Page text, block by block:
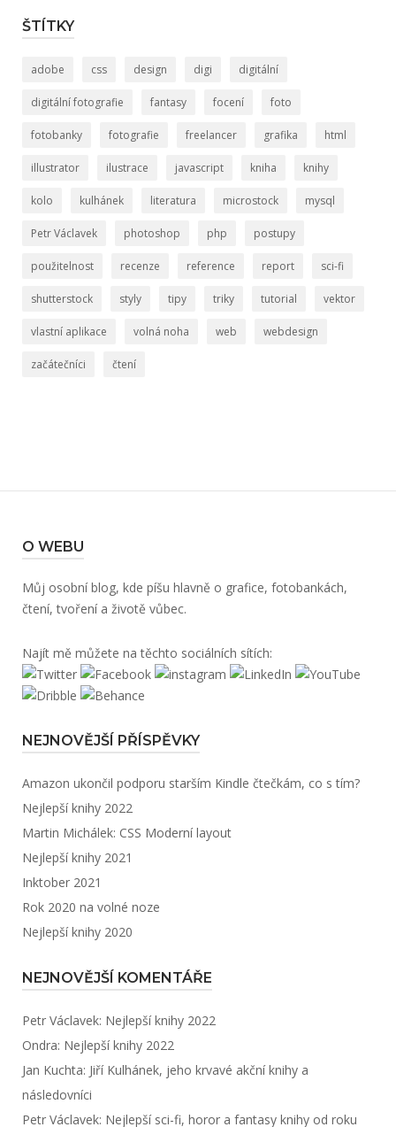
ŠTÍTKY
adobe css design digi digitální
digitální fotografie fantasy focení foto
fotobanky fotografie freelancer grafika html
illustrator ilustrace javascript kniha knihy
kolo kulhánek literatura microstock mysql
Petr Václavek photoshop php postupy
použitelnost recenze reference report sci-fi
shutterstock styly tipy triky tutorial vektor
vlastní aplikace volná noha web webdesign
začátečníci čtení
O WEBU
Můj osobní blog, kde píšu hlavně o grafice, fotobankách,
čtení, tvoření a životě vůbec.
Najít mě můžete na těchto sociálních sítích:
NEJNOVĚJŠÍ PŘÍSPĚVKY
Amazon ukončil podporu starším Kindle čtečkám, co s tím?
Nejlepší knihy 2022
Martin Michálek: CSS Moderní layout
Nejlepší knihy 2021
Inktober 2021
Rok 2020 na volné noze
Nejlepší knihy 2020
NEJNOVĚJŠÍ KOMENTÁŘE
Petr Václavek: Nejlepší knihy 2022
Ondra: Nejlepší knihy 2022
Jan Kuchta: Jiří Kulhánek, jeho krvavé akční knihy a
následovníci
Petr Václavek: Nejlepší sci-fi, horor a fantasy knihy od roku